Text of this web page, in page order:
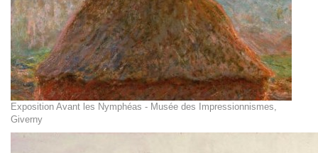
Exposition Avant les Nymphéas - Musée des Impressionnismes,
Giverny